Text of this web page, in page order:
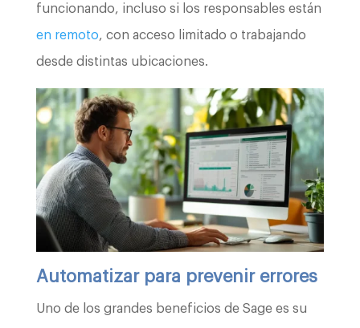
funcionando, incluso si los responsables están
en remoto, con acceso limitado o trabajando
desde distintas ubicaciones.
Automatizar para prevenir errores
Uno de los grandes beneficios de Sage es su